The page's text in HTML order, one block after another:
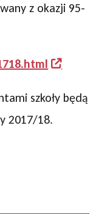
z okazji 95-
szkoły będą
2017/18.